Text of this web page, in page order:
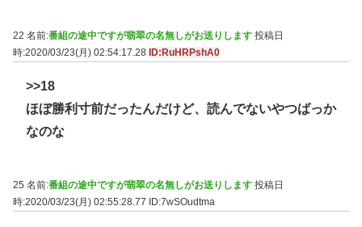
22 名前:番組の途中ですが翡翠の名無しがお送りします 投稿日
時:2020/03/23(月) 02:54:17.28 ID:RuHRPshA0
>>18
ほぼ勝利寸前だったんだけど、読んでないやつばっか
なのな
25 名前:番組の途中ですが翡翠の名無しがお送りします 投稿日
時:2020/03/23(月) 02:55:28.77
ID:7wSOudtma